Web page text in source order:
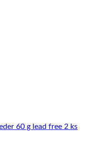
60 g lead free 2 ks